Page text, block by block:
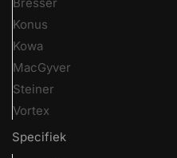
Konus
Kowa
MacGyver
Steiner
Vortex
Specifiek